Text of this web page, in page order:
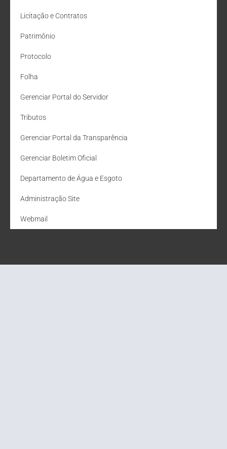
Licitação e Contratos
Patrimônio
Protocolo
Folha
Gerenciar Portal do Servidor
Tributos
Gerenciar Portal da Transparência
Gerenciar Boletim Oficial
Departamento de Água e Esgoto
Administração Site
Webmail